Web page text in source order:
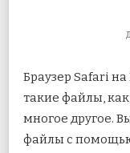
Браузер Safari на
такие файлы,
многое другое.
файлы с